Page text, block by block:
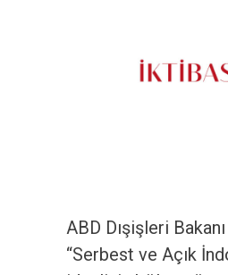
ABD Dışişleri
“Serbest ve Açık